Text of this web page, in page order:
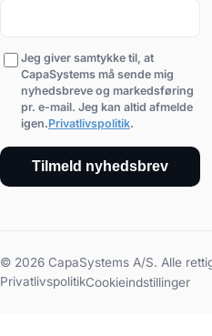
Jeg giver samtykke til, at
CapaSystems må sende mig
nyhedsbreve og markedsføring
pr. e-mail. Jeg kan altid afmelde
igen.Privatlivspolitik.
Tilmeld nyhedsbrev
© 2026 CapaSystems A/S. Alle
PrivatlivspolitikCookieindstillinger